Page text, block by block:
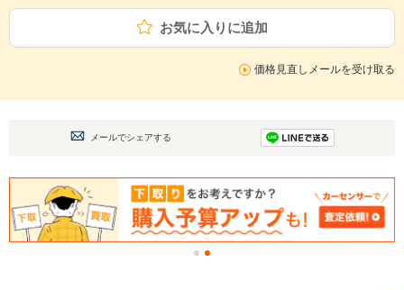
お気に入りに追加
価格見直しメールを受け取る
メールでシェアする